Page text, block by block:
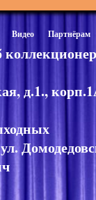
Видео Партнёрам
д.1.,